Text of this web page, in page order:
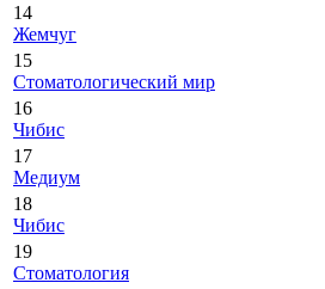
14
Жемчуг
15
Стоматологический мир
16
Чибис
17
Медиум
18
Чибис
19
Стоматология